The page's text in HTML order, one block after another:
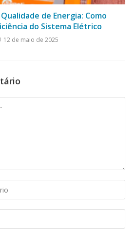
de Energia: Como
do Sistema Elétrico
12 de maio de 2025